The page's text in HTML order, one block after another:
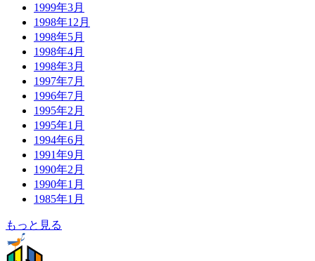
1999年3月
1998年12月
1998年5月
1998年4月
1998年3月
1997年7月
1996年7月
1995年2月
1995年1月
1994年6月
1991年9月
1990年2月
1990年1月
1985年1月
もっと見る